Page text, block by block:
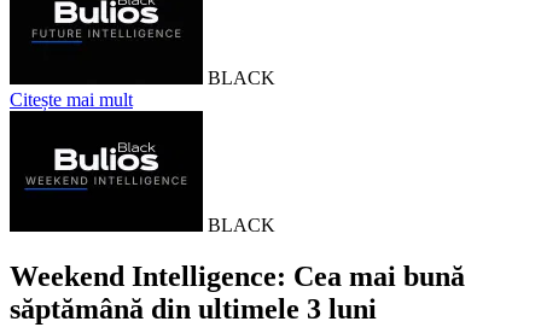
BLACK
Citește mai mult
BLACK
Weekend Intelligence: Cea mai bună
săptămână din ultimele 3 luni